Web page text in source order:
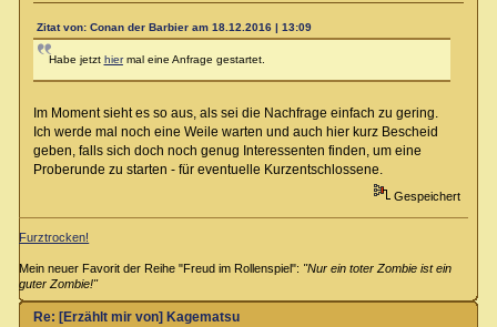
Zitat von: Conan der Barbier am 18.12.2016 | 13:09
Habe jetzt hiermal eine Anfrage gestartet.
Im Moment sieht es so aus, als sei die Nachfrage einfach zu gering.
Ich werde mal noch eine Weile warten und auch hier kurz Bescheid
geben, falls sich doch noch genug Interessenten finden, um eine
Proberunde zu starten - für eventuelle Kurzentschlossene.
Gespeichert
Furztrocken!
Mein neuer Favorit der Reihe "Freud im Rollenspiel": "Nur ein toter Zombie ist ein
guter Zombie!"
Re: [Erzählt mir von] Kagematsu